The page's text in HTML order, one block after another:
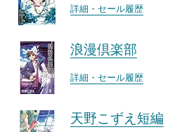
詳細・セール履歴
浪漫倶楽部
詳細・セール履歴
天野こずえ短編